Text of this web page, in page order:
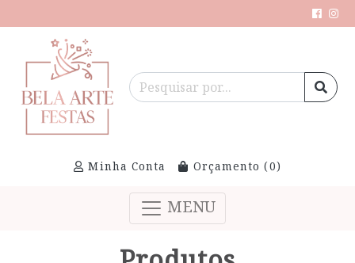
Minha Conta Orçamento (0)
MENU